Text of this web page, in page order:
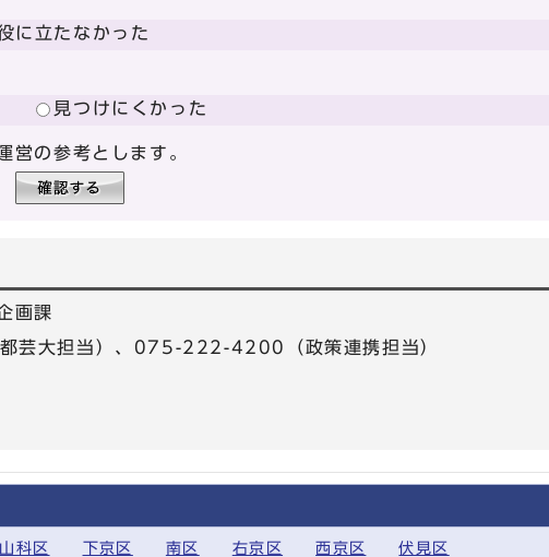
に立たなかった
見つけにくかった
営の参考とします。
画課
大担当）、075-222-4200（政策連携担当）
山科区 下京区 南区 右京区 西京区 伏見区